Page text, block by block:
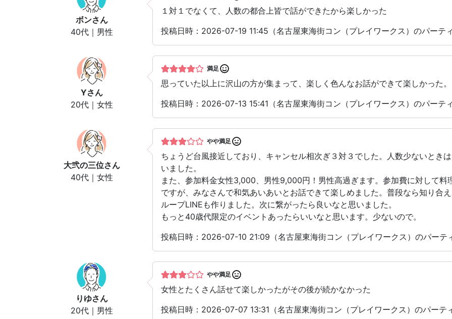
ボンさん
40代｜男性
１対１でなくて、人数の都合上皆で話ができたから楽しかった
投稿日時：2026-07-19 11:45（名古屋東海街コン（プレイワークス）のパーティ
Yさん
20代｜女性
満足
思っていた以上に沢山の方が集まって、楽しく色んなお話ができて楽しかった。
投稿日時：2026-07-13 15:41（名古屋東海街コン（プレイワークス）のパーティ
大弐の三位さん
40代｜女性
やや満足
ちょうど台風接近しており、キャンセル相次ぎ３対３でした。人数少ないとき
いました。
また、参加料金女性3,000、男性9,000円！男性高過ぎます。参加費に対して料
ですが、みなさんで和気あいあいとお話できて楽しめました。普段なら知り合
ループLINEも作りました。次に繋がったら良いなと思いました。
もっと40歳代限定のイベントあったらいいなと思います。少ないので。
投稿日時：2026-07-10 21:09（名古屋東海街コン（プレイワークス）のパーテ
りゆさん
20代｜男性
やや満足
女性とたくさん話せて楽しかったがその後が続かなかった
投稿日時：2026-07-07 13:31（名古屋東海街コン（プレイワークス）のパーテ